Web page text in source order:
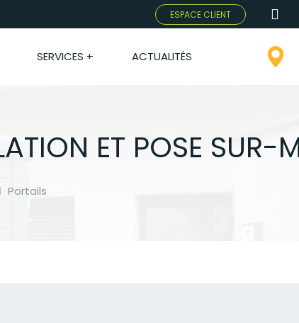
ESPACE CLIENT
SERVICES + ACTUALITÉS
ET POSE SUR-
Portails